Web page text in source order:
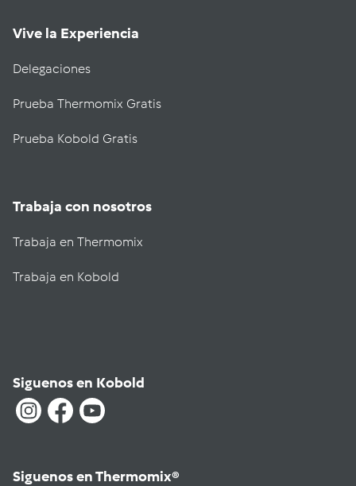
Vive la Experiencia
Delegaciones
Prueba Thermomix Gratis
Prueba Kobold Gratis
Trabaja con nosotros
Trabaja en Thermomix
Trabaja en Kobold
Siguenos en Kobold
Siguenos en Thermomix®